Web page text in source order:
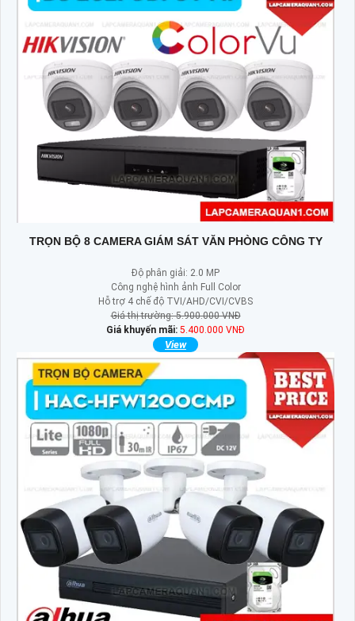
TRỌN BỘ 8 CAMERA GIÁM SÁT VĂN PHÒNG CÔNG TY
Độ phân giải: 2.0 MP
Công nghệ hình ảnh Full Color
Hỗ trợ 4 chế độ TVI/AHD/CVI/CVBS
Giá thị trường: 5.900.000 VNĐ
Giá khuyến mãi: 5.400.000 VNĐ
View